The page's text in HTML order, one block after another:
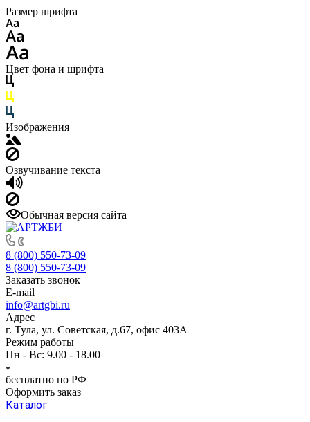
Размер шрифта
Цвет фона и шрифта
Изображения
Озвучивание текста
Обычная версия сайта
8 (800) 550-73-09
8 (800) 550-73-09
Заказать звонок
E-mail
info@artgbi.ru
Адрес
г. Тула, ул. Советская, д.67, офис 403А
Режим работы
Пн - Вс: 9.00 - 18.00
бесплатно по РФ
Оформить заказ
Каталог